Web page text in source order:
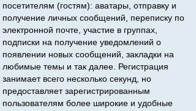
посетителям (гостям): аватары, отправку и
получение личных сообщений, переписку по
электронной почте, участие в группах,
подписки на получение уведомлений о
появлении новых сообщений, закладки на
любимые темы и так далее. Регистрация
занимает всего несколько секунд, но
предоставляет зарегистрированным
пользователям более широкие и удобные